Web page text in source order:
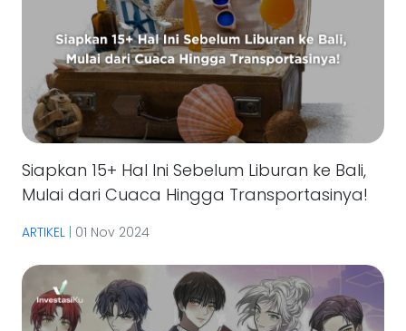
Siapkan 15+ Hal Ini Sebelum Liburan ke Bali,
Mulai dari Cuaca Hingga Transportasinya!
ARTIKEL | 01 Nov 2024